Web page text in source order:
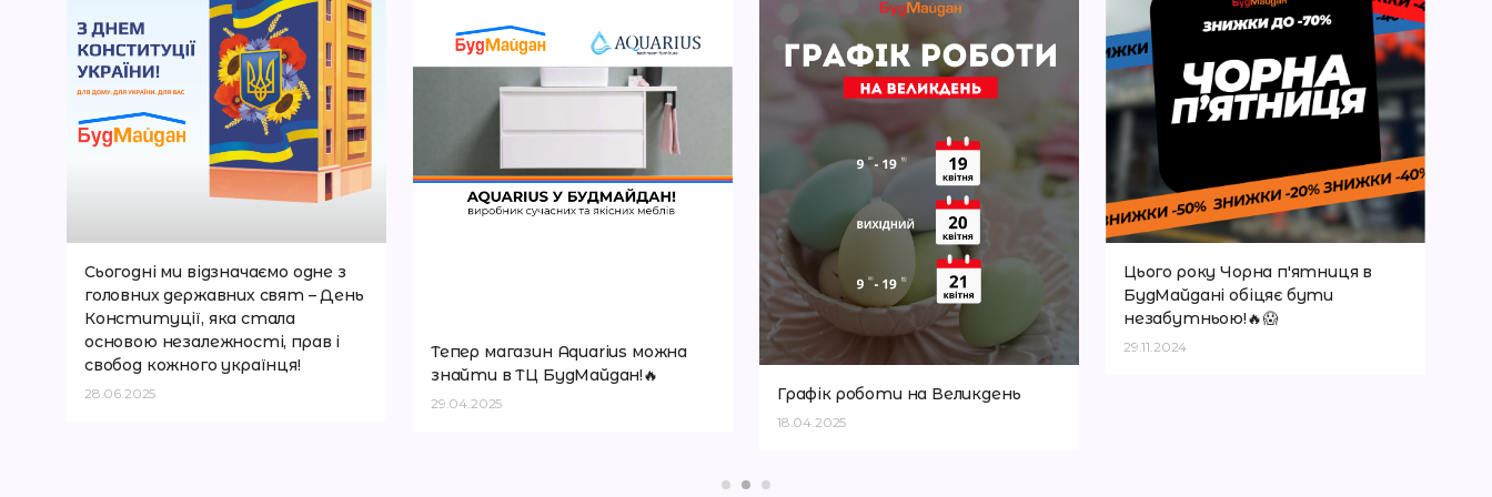
Сьогодні ми відзначаємо одне з
головних державних свят – День
Конституції, яка стала
основою незалежності, прав і
свобод кожного українця!
28.06.2025
Тепер магазин Aquarius можна
знайти в ТЦ БудМайдан!🔥
29.04.2025
Графік роботи на Великдень
18.04.2025
Цього року Чорна п'ятниця в
БудМайдані обіцяє бути
незабутньою!🔥😱
29.11.2024